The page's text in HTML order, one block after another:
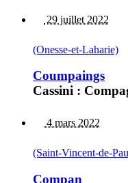
29 juillet 2022
(Onesse-et-Laharie)
Coumpaings
Cassini :
4 mars 2022
(Saint-Vincent-de-
Compan